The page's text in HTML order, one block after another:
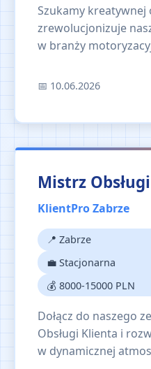
Szukamy kreatywnej
zrewolucjonizuje
w branży
📅 10.06.2026
Mistrz
KlientPro Zabrze
📍 Zabrze
💼 Stacjonarna
💰 8000-15000 PLN
Dołącz do naszego
Obsługi Klienta i
w dynamicznej